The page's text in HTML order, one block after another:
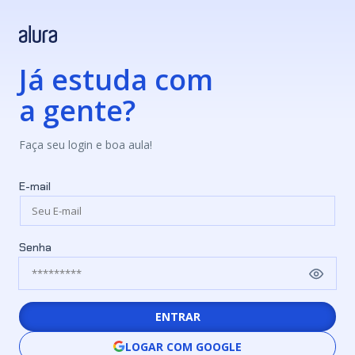
Já estuda com
a gente?
Faça seu login e boa aula!
E-mail
Senha
ENTRAR
LOGAR COM GOOGLE